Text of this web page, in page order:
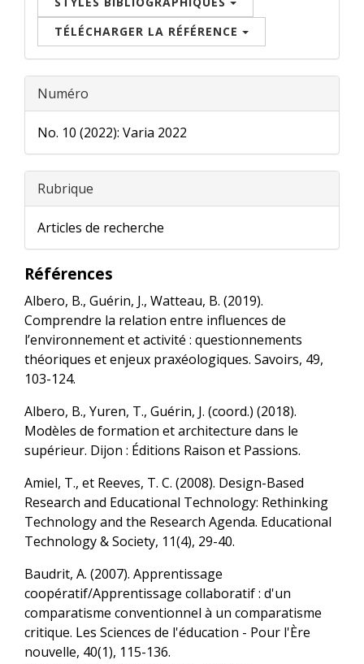
TÉLÉCHARGER LA RÉFÉRENCE
Numéro
No. 10 (2022): Varia 2022
Rubrique
Articles de recherche
Références
Albero, B., Guérin, J., Watteau, B. (2019).
Comprendre la relation entre influences de
l’environnement et activité : questionnements
théoriques et enjeux praxéologiques. Savoirs, 49,
103-124.
Albero, B., Yuren, T., Guérin, J. (coord.) (2018).
Modèles de formation et architecture dans le
supérieur. Dijon : Éditions Raison et Passions.
Amiel, T., et Reeves, T. C. (2008). Design-Based
Research and Educational Technology: Rethinking
Technology and the Research Agenda. Educational
Technology & Society, 11(4), 29-40.
Baudrit, A. (2007). Apprentissage
coopératif/Apprentissage collaboratif : d'un
comparatisme conventionnel à un comparatisme
critique. Les Sciences de l'éducation - Pour l'Ère
nouvelle, 40(1), 115-136.